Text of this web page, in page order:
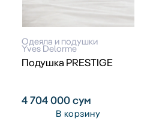
Одеяла и подушки
Yves Delorme
Подушка PRESTIGE
4 704 000сум
В корзину